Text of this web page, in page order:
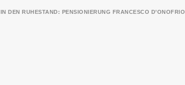
DEN RUHESTAND: PENSIONIERUNG FRANCESCO D’ONOFRIO